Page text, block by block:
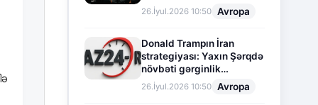
26.İyul.2026 10:50 Avropa
Donald Trampın İran
strategiyası: Yaxın Şərqdə
növbəti gərginlik
mərhələsi
26.İyul.2026 10:50 Avropa